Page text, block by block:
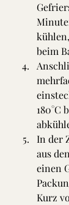
beim
180°C
In der
aus
einen
Kurz